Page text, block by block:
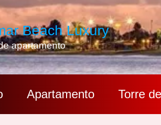
Beach Luxury
apartamento
Apartamento Torre